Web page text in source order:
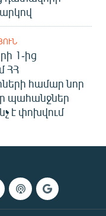
1-ից
ՀՀ
համար նոր
պահանջներ
է փոխվում